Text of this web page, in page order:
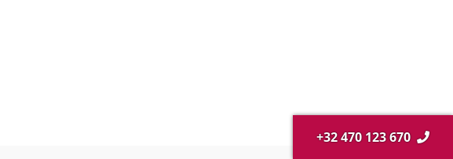
+32 470 123 670